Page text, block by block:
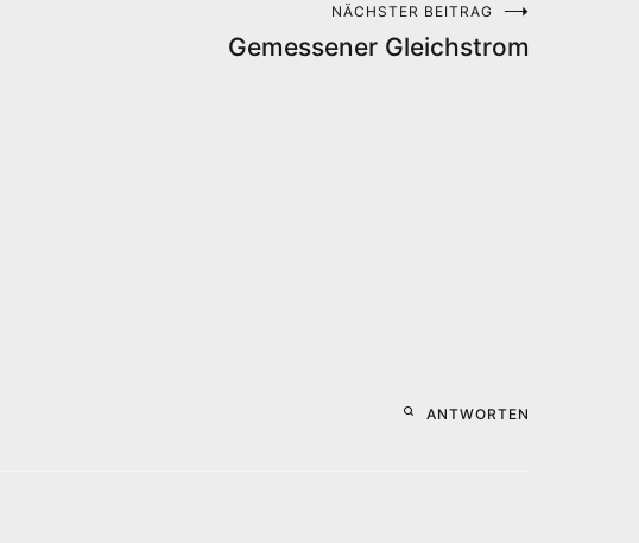
NÄCHSTER BEITRAG
Gemessener Gleichstrom
ANTWORTEN